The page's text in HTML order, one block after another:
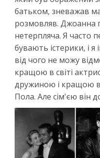
батьком, зневажав
розмовляв. Джоанна
нетерпляча. Я часто
бувають істерики, і я
від чого не можу
кращою в світі
дружиною і кращою в
Пола. Але сім'єю він